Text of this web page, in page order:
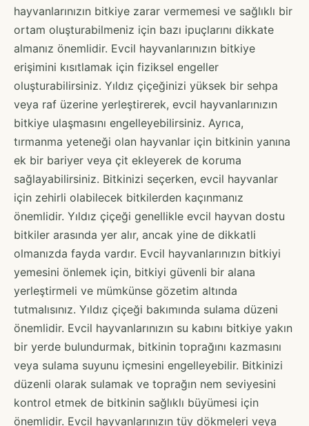
hayvanlarınızın bitkiye zarar vermemesi ve sağlıklı bir
ortam oluşturabilmeniz için bazı ipuçlarını dikkate
almanız önemlidir. Evcil hayvanlarınızın bitkiye
erişimini kısıtlamak için fiziksel engeller
oluşturabilirsiniz. Yıldız çiçeğinizi yüksek bir sehpa
veya raf üzerine yerleştirerek, evcil hayvanlarınızın
bitkiye ulaşmasını engelleyebilirsiniz. Ayrıca,
tırmanma yeteneği olan hayvanlar için bitkinin yanına
ek bir bariyer veya çit ekleyerek de koruma
sağlayabilirsiniz. Bitkinizi seçerken, evcil hayvanlar
için zehirli olabilecek bitkilerden kaçınmanız
önemlidir. Yıldız çiçeği genellikle evcil hayvan dostu
bitkiler arasında yer alır, ancak yine de dikkatli
olmanızda fayda vardır. Evcil hayvanlarınızın bitkiyi
yemesini önlemek için, bitkiyi güvenli bir alana
yerleştirmeli ve mümkünse gözetim altında
tutmalısınız. Yıldız çiçeği bakımında sulama düzeni
önemlidir. Evcil hayvanlarınızın su kabını bitkiye yakın
bir yerde bulundurmak, bitkinin toprağını kazmasını
veya sulama suyunu içmesini engelleyebilir. Bitkinizi
düzenli olarak sulamak ve toprağın nem seviyesini
kontrol etmek de bitkinin sağlıklı büyümesi için
önemlidir. Evcil hayvanlarınızın tüy dökmeleri veya